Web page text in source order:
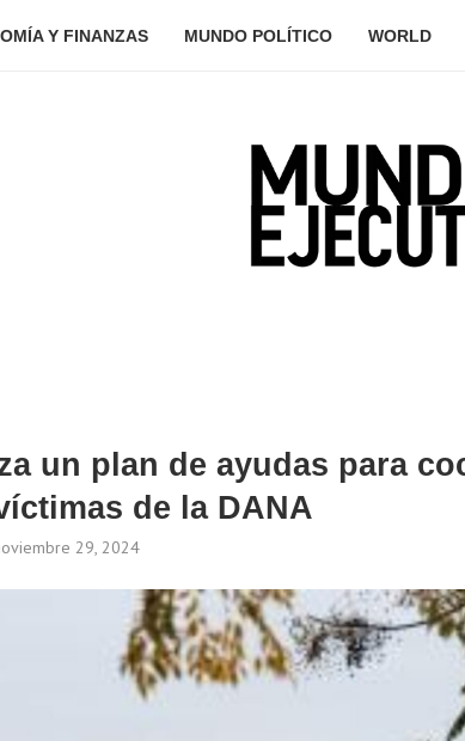
Y FINANZAS MUNDO POLÍTICO WORLD
un plan de ayudas para
de la DANA
29, 2024